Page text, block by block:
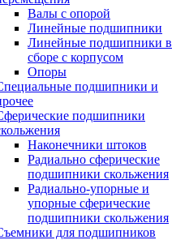
Валы с опорой
Линейные подшипники
Линейные подшипники в
сборе с корпусом
Опоры
подшипники и
подшипники
Наконечники штоков
Радиально сферические
подшипники скольжения
Радиально-упорные и
упорные сферические
подшипники скольжения
для подшипников